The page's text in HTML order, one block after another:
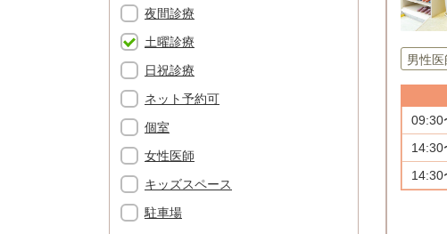
夜間診療
土曜診療
日祝診療
ネット予約可
個室
女性医師
キッズスペース
駐車場
男性医
09:30
14:30
14:30